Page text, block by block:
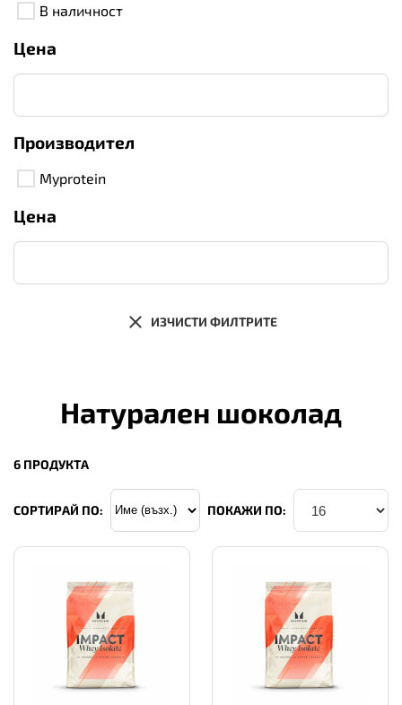
В наличност
Цена
Производител
Myprotein
Цена
ИЗЧИСТИ ФИЛТРИТЕ
Натурален шоколад
6 ПРОДУКТА
СОРТИРАЙ ПО: ПОКАЖИ ПО: